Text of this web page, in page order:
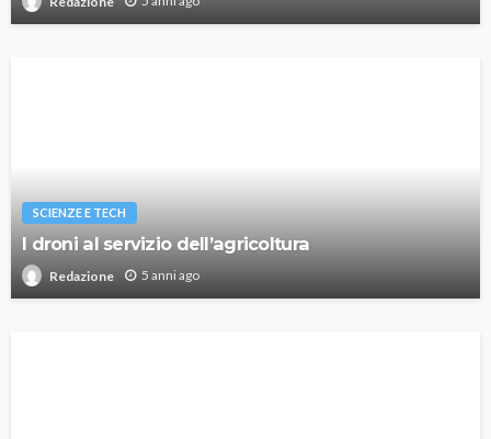
SCIENZE E TECH
I droni al servizio dell’agricoltura
Redazione 5 anni ago